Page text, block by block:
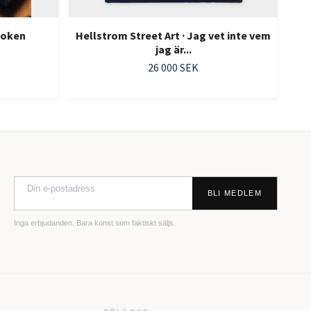
Hellstrom Street Art · Jag vet inte vem
jag är...
26 000 SEK
BLI MEDLEM
Inga erbjudanden. Bara konst som faktiskt säljs.